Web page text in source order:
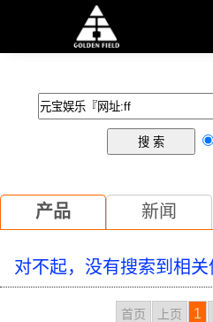
产品 新闻
对不起，没有搜索到相关
首页 上页 1